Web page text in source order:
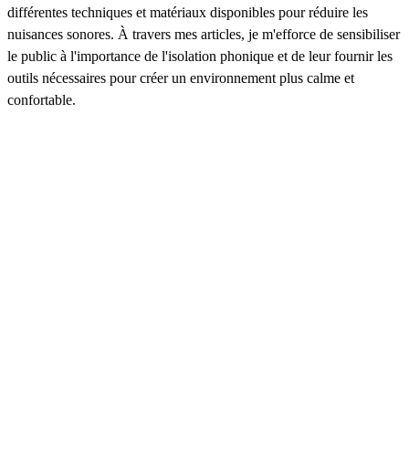
différentes techniques et matériaux disponibles pour réduire les
nuisances sonores. À travers mes articles, je m'efforce de sensibiliser
le public à l'importance de l'isolation phonique et de leur fournir les
outils nécessaires pour créer un environnement plus calme et
confortable.